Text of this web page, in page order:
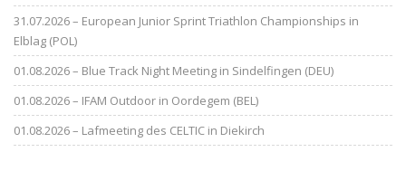
31.07.2026 – European Junior Sprint Triathlon Championships in
Elblag (POL)
01.08.2026 – Blue Track Night Meeting in Sindelfingen (DEU)
01.08.2026 – IFAM Outdoor in Oordegem (BEL)
01.08.2026 – Lafmeeting des CELTIC in Diekirch